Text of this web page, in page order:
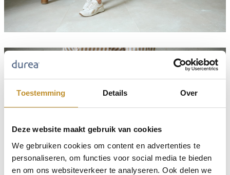
Toestemming Details Over
Deze website maakt gebruik van cookies
We gebruiken cookies om content en advertenties te
personaliseren, om functies voor social media te bieden
en om ons websiteverkeer te analyseren. Ook delen we